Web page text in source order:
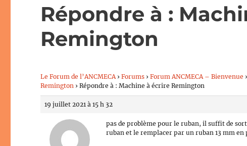
Répondre à :
Remington
Le Forum de l’ANCMECA › Forums › Forum ANCMECA – Bienvenue ›
Remington › Répondre à : Machine à écrire Remington
19 juillet 2021 à 15 h 32
pas de problème pour le ruban, il suffit de
ruban et le remplacer par un ruban 13 mm en